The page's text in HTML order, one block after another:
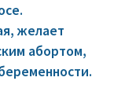
желает
абортом,